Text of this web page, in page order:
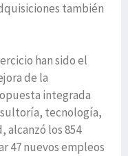
también
han sido el
de la
integrada
tecnología,
alcanzó los 854
47 nuevos empleos